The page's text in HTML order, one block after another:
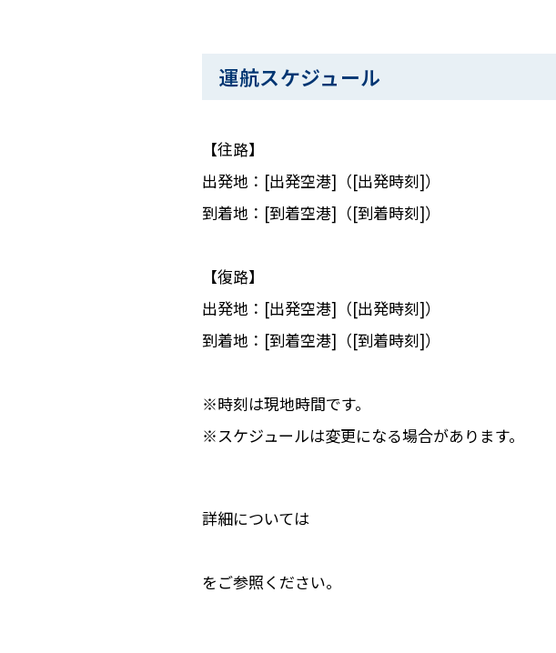
運航スケジュール
【往路】
出発地：[出発空港]（[出発時刻]）
到着地：[到着空港]（[到着時刻]）
【復路】
出発地：[出発空港]（[出発時刻]）
到着地：[到着空港]（[到着時刻]）
※時刻は現地時間です。
※スケジュールは変更になる場合があります。
詳細については
をご参照ください。